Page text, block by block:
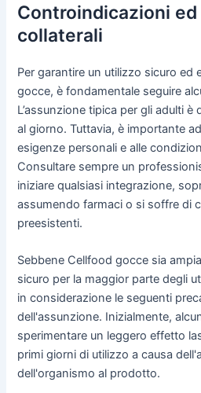
Controindicazioni
collaterali
Per garantire un utilizzo sicuro ed
gocce, è fondamentale seguire
L’assunzione tipica per gli adulti
al giorno. Tuttavia, è importante
esigenze personali e alle
Consultare sempre un
iniziare qualsiasi integrazione,
assumendo farmaci o si soffre di
preesistenti.
Sebbene Cellfood gocce sia
sicuro per la maggior parte degli
in considerazione le seguenti
dell'assunzione. Inizialmente,
sperimentare un leggero effetto
primi giorni di utilizzo a causa
dell'organismo al prodotto.